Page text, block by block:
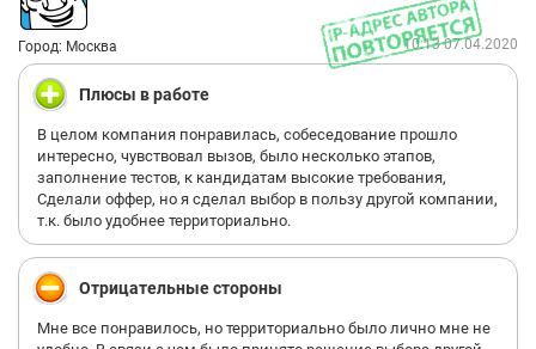
Город: Москва 10:13 07.04.2020
Плюсы в работе
В целом компания понравилась, собеседование прошло
интересно, чувствовал вызов, было несколько этапов,
заполнение тестов, к кандидатам высокие требования,
Сделали оффер, но я сделал выбор в пользу другой компании,
т.к. было удобнее территориально.
Отрицательные стороны
Мне все понравилось, но территориально было лично мне не